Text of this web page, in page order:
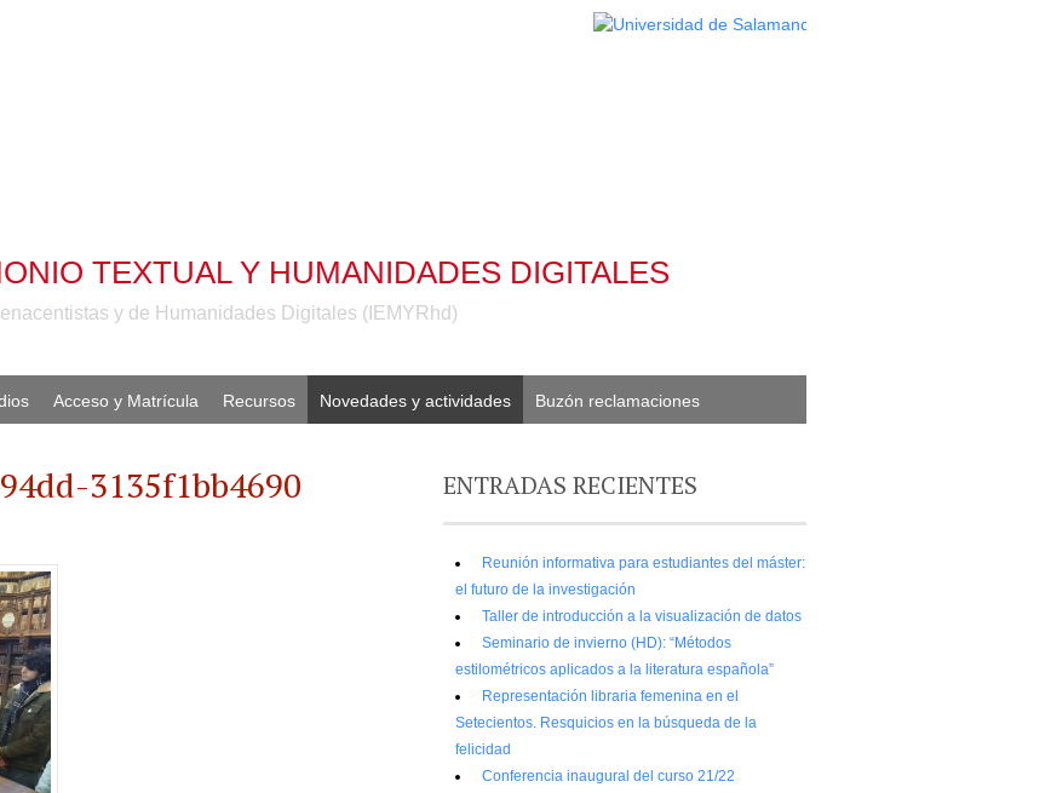
TEXTUAL Y HUMANIDADES DIGITALES
y de Humanidades Digitales (IEMYRhd)
Acceso y Matrícula Recursos Novedades y actividades Buzón reclamaciones
3135f1bb4690 ENTRADAS RECIENTES
Reunión informativa para estudiantes del máster:
el futuro de la investigación
Taller de introducción a la visualización de datos
Seminario de invierno (HD): “Métodos
estilométricos aplicados a la literatura española”
Representación libraria femenina en el
Setecientos. Resquicios en la búsqueda de la
felicidad
Conferencia inaugural del curso 21/22